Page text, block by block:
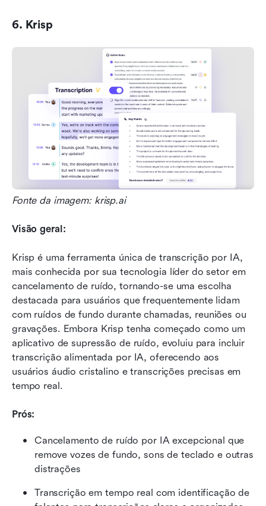
6. Krisp
Fonte da imagem: krisp.ai
Visão geral:
Krisp é uma ferramenta única de transcrição por IA,
mais conhecida por sua tecnologia líder do setor em
cancelamento de ruído, tornando-se uma escolha
destacada para usuários que frequentemente lidam
com ruídos de fundo durante chamadas, reuniões ou
gravações. Embora Krisp tenha começado como um
aplicativo de supressão de ruído, evoluiu para incluir
transcrição alimentada por IA, oferecendo aos
usuários áudio cristalino e transcrições precisas em
tempo real.
Prós:
Cancelamento de ruído por IA excepcional que
remove vozes de fundo, sons de teclado e outras
distrações
Transcrição em tempo real com identificação de